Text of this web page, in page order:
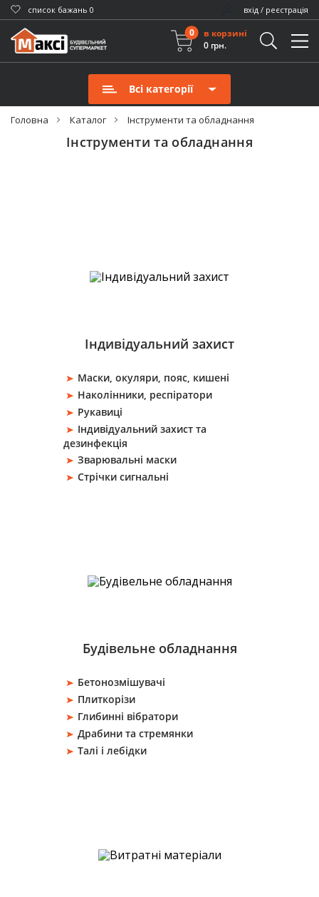
cписок бажань 0 вхід / реєстрація
0
в корзині
0 грн.
Всі категорії
Головна Каталог Інструменти та обладнання
Інструменти та обладнання
Індивідуальний захист
Маски, окуляри, пояс, кишені
Наколінники, респіратори
Рукавиці
Індивідуальний захист та
дезинфекція
Зварювальні маски
Стрічки сигнальні
Будівельне обладнання
Бетонозмішувачі
Плиткорізи
Глибинні вібратори
Драбини та стремянки
Талі і лебідки